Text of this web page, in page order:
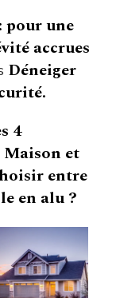
une
accrues
Déneiger
4
Maison et
entre
en alu ?